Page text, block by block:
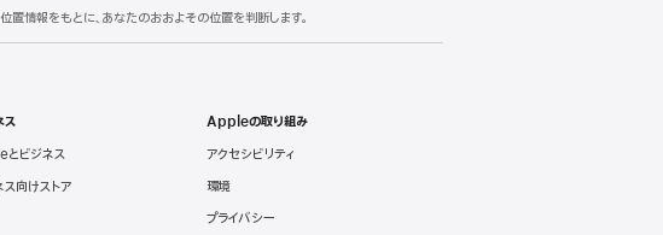
い
情報をもとに、あなたのおおよその位置を判断します。
ス
ビジネス
ス向けストア
Appleの取り組み
アクセシビリティ
環境
プライバシー